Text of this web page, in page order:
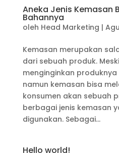
Aneka Jenis Kemasan
Bahannya
oleh Head Marketing |
Kemasan merupakan
dari sebuah produk.
menginginkan
namun kemasan bisa
konsumen akan sebuah
berbagai jenis kemasan
digunakan. Sebagai...
Hello world!